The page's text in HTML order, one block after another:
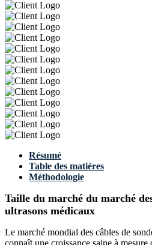
Résumé
Table des matières
Méthodologie
Taille du marché du marché
ultrasons médicaux
Le marché mondial des câbles de